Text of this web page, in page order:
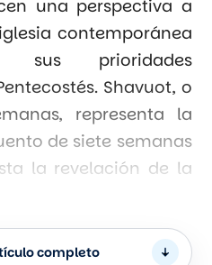
una perspectiva a
contemporánea
sus prioridades
Shavuot, o
representa la
de siete semanas
la revelación de la
Dios e Israel. Para
mismo intervalo de
completo